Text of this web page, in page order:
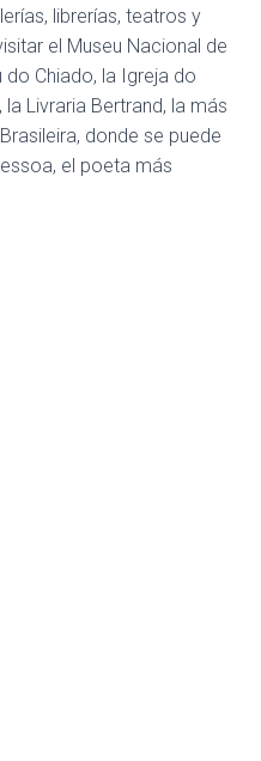
librerías, teatros y
el Museu Nacional de
Chiado, la Igreja do
Livraria Bertrand, la más
donde se puede
el poeta más